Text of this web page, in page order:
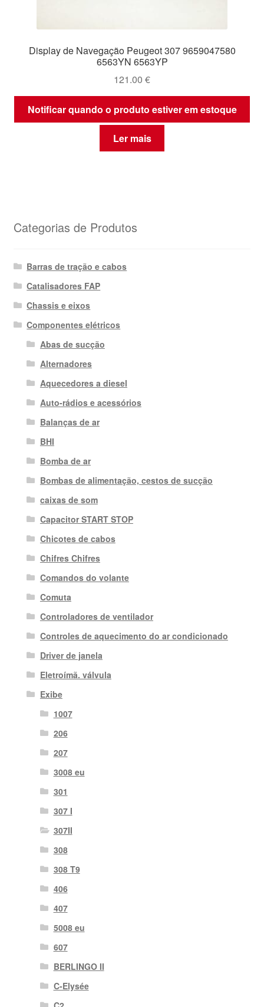
Display de Navegação Peugeot 307 9659047580
6563YN 6563YP
121.00 €
Notificar quando o produto estiver em estoque
Ler mais
Categorias de Produtos
Barras de tração e cabos
Catalisadores FAP
Chassis e eixos
Componentes elétricos
Abas de sucção
Alternadores
Aquecedores a diesel
Auto-rádios e acessórios
Balanças de ar
BHI
Bomba de ar
Bombas de alimentação, cestos de sucção
caixas de som
Capacitor START STOP
Chicotes de cabos
Chifres Chifres
Comandos do volante
Comuta
Controladores de ventilador
Controles de aquecimento do ar condicionado
Driver de janela
Eletroímã. válvula
Exibe
1007
206
207
3008 eu
301
307 I
307II
308
308 T9
406
407
5008 eu
607
BERLINGO II
C-Elysée